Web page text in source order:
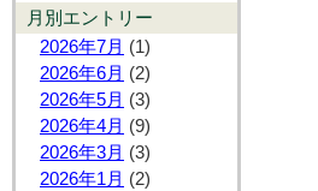
月別エントリー
2026年7月 (1)
2026年6月 (2)
2026年5月 (3)
2026年4月 (9)
2026年3月 (3)
2026年1月 (2)